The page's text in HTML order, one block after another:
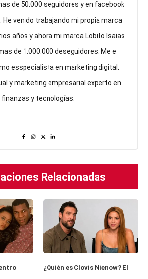
de 50.000 seguidores y en facebook
He venido trabajando mi propia marca
años y ahora mi marca Lobito Isaias
de 1.000.000 deseguidores. Me e
esspecialista en marketing digital,
y marketing empresarial experto en
finanzas y tecnologías.
Relacionadas
¿Quién es Clovis Nienow? El